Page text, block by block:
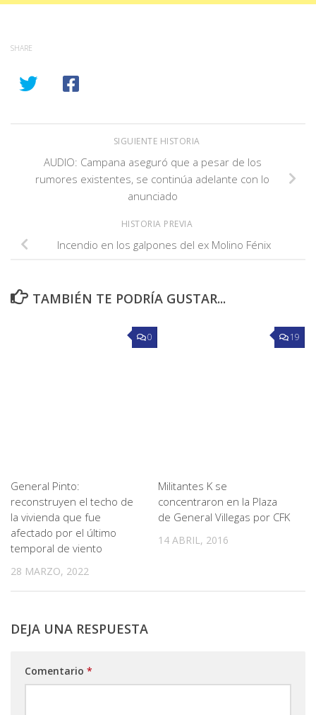
SHARE
SIGUIENTE HISTORIA
AUDIO: Campana aseguró que a pesar de los
rumores existentes, se continúa adelante con lo
anunciado
HISTORIA PREVIA
Incendio en los galpones del ex Molino Fénix
TAMBIÉN TE PODRÍA GUSTAR...
0
General Pinto:
reconstruyen el techo de
la vivienda que fue
afectado por el último
temporal de viento
28 MARZO, 2022
19
Militantes K se
concentraron en la Plaza
de General Villegas por CFK
14 ABRIL, 2016
DEJA UNA RESPUESTA
Comentario *